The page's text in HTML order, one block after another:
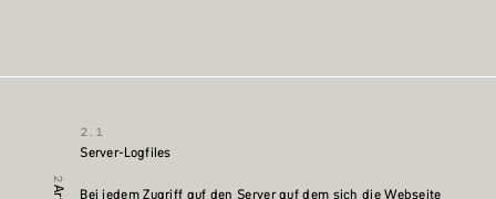
Server-Logfiles
Bei jedem Zugriff auf den Server auf dem sich die Webseite